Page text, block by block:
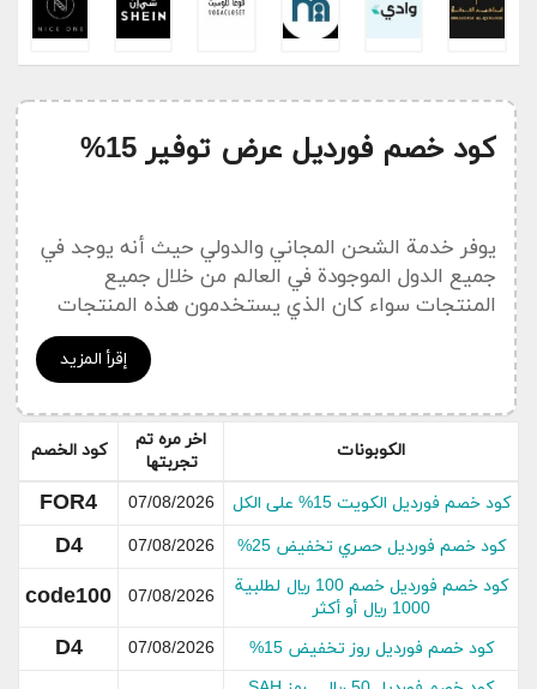
إقرأ المزيد
كود خصم فورديل عرض توفير 15%
يوفر خدمة الشحن المجاني والدولي حيث أنه يوجد في
جميع الدول الموجودة في العالم من خلال جميع
المنتجات سواء كان الذي يستخدمون هذه المنتجات
جداد أو غير جداد بالإضافة إلى الخصومات الكبيرة التي
كوبون خصم فورديل من الأكواد المشهورة التي يقدمها
موقع فورديل لمستخدميه، فنحن نعلم أن المتسوقين
غالبًا ما يبحثون عن كوبونات الخصم أول الأمر لكي
يسهل عليهم عملية الشراء بكمية كثيرة ومبالغ
فورديل لمستخدميه ليسهل عليهم ويمتعهم برحلة
تسوق فريدة وغير مكلفة أبدًا، والأسعار لدي موقع
فورديل لا يوجد لها منافس، يوفرها على العديد من
المنتجات عنده التي يحتاجها المتسوق بأسعار فريدةز.
من أهم المميزات التي يقدمها لنا أنه يوجد عليه جميع
الكوبونات
اخر مره تم
تجربتها
كود الخصم
كود خصم فورديل الكويت 15% على الكل 07/08/2026
FOR4
كود خصم فورديل حصري تخفيض 25% 07/08/2026
D4
كود خصم فورديل خصم 100 ريال لطلبية
1000 ريال أو أكثر
07/08/2026
code100
كود خصم فورديل روز تخفيض 15% 07/08/2026
D4